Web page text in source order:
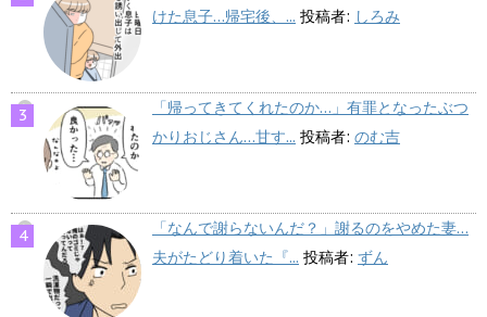
けた息子…帰宅後、... 投稿者: しろみ
「帰ってきてくれたのか…」有罪となったぶつ
かりおじさん…甘す... 投稿者: のむ吉
「なんで謝らないんだ？」謝るのをやめた妻…
夫がたどり着いた『... 投稿者: ずん